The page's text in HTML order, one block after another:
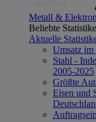
Metall &
Beliebte
Aktuelle
Umsatz im
Stahl -
2005-2025
Größte
Eisen und